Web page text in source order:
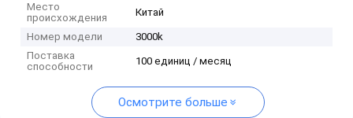
Место
происхождения
Китай
Номер модели
3000k
Поставка
способности
100 единиц / месяц
Осмотрите больше